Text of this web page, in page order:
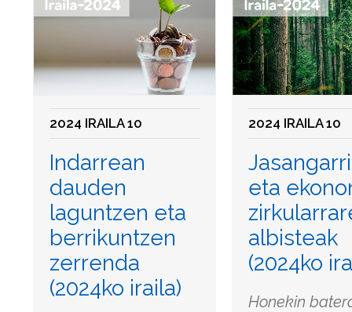
2024 IRAILA 10
Indarrean
dauden
laguntzen eta
berrikuntzen
zerrenda
(2024ko iraila)
2024 IRAILA 10
eta
albisteak
(2024ko
Honekin